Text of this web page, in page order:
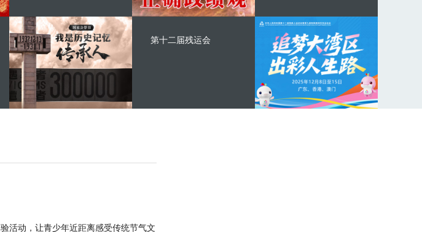
第十二届残运会
活动，让青少年近距离感受传统节气文